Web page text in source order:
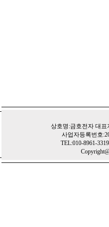
상호명:금호전자 대표
사업자등록번호
TEL:010-8961-